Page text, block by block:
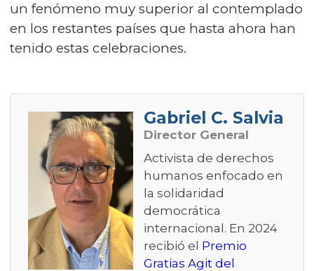
un fenómeno muy superior al contemplado
en los restantes países que hasta ahora han
tenido estas celebraciones.
Gabriel C. Salvia
Director General
Activista de derechos
humanos enfocado en
la solidaridad
democrática
internacional. En 2024
recibió el Premio
Gratias Agit del